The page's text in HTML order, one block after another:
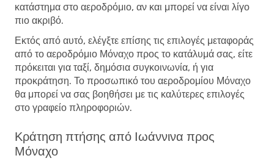
κατάστημα στο αεροδρόμιο, αν και μπορεί να είναι λίγο
πιο ακριβό.
Εκτός από αυτό, ελέγξτε επίσης τις επιλογές μεταφοράς
από το αεροδρόμιο Μόναχο προς το κατάλυμά σας, είτε
πρόκειται για ταξί, δημόσια συγκοινωνία, ή για
προκράτηση. Το προσωπικό του αεροδρομίου Μόναχο
θα μπορεί να σας βοηθήσει με τις καλύτερες επιλογές
στο γραφείο πληροφοριών.
Κράτηση πτήσης από Ιωάννινα προς
Μόναχο